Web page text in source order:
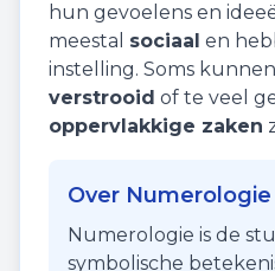
hun gevoelens en
meestal sociaal en
instelling. Soms
verstrooid of te veel
oppervlakkige zaken
Over Numerologie
Numerologie is de
symbolische